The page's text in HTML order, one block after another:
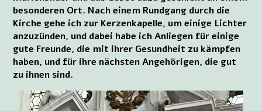
besonderen Ort. Nach einem Rundgang durch die
Kirche gehe ich zur Kerzenkapelle, um einige Lichter
anzuzünden, und dabei habe ich Anliegen für einige
gute Freunde, die mit ihrer Gesundheit zu kämpfen
haben, und für ihre nächsten Angehörigen, die gut
zu ihnen sind.